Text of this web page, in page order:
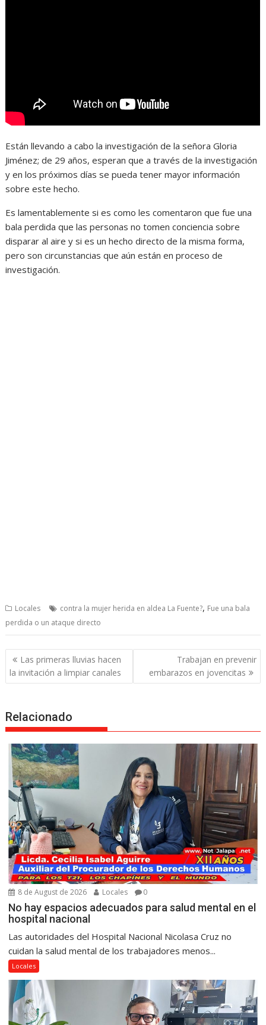
Están llevando a cabo la investigación de la señora Gloria
Jiménez; de 29 años, esperan que a través de la investigación
y en los próximos días se pueda tener mayor información
sobre este hecho.
Es lamentablemente si es como les comentaron que fue una
bala perdida que las personas no tomen conciencia sobre
disparar al aire y si es un hecho directo de la misma forma,
pero son circunstancias que aún están en proceso de
investigación.
Locales contra la mujer herida en aldea La Fuente?, Fue una bala
perdida o un ataque directo
Post
navigation
Las primeras lluvias hacen
la invitación a limpiar canales
Trabajan en prevenir
embarazos en jovencitas
Relacionado
8 de August de 2026 Locales 0
No hay espacios adecuados para salud mental en el
hospital nacional
Las autoridades del Hospital Nacional Nicolasa Cruz no
cuidan la salud mental de los trabajadores menos...
Locales